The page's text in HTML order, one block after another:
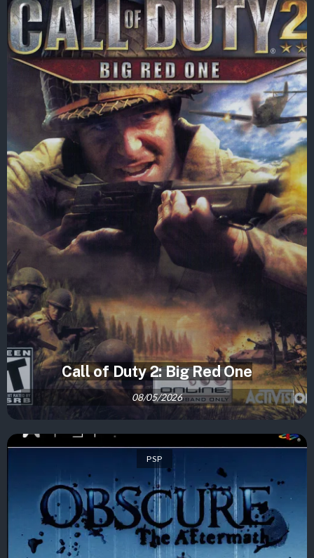
Call of Duty 2: Big Red One
08/05/2026
PSP